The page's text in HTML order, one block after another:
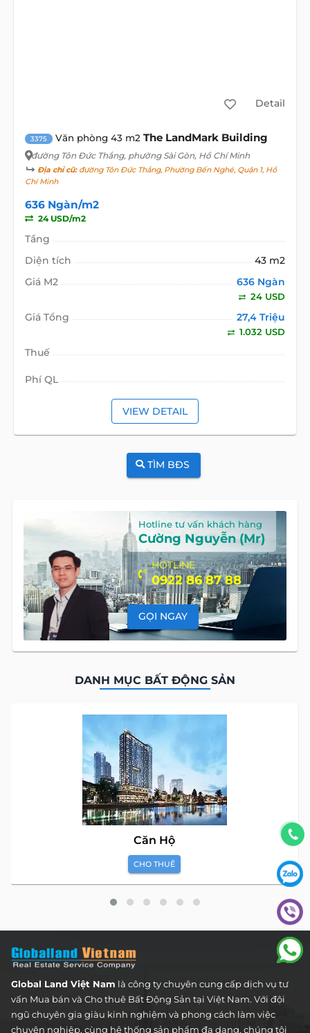
Detail
3375 Văn phòng 43 m2 The LandMark Building
đường Tôn Đức Thắng, phường Sài Gòn, Hồ Chí Minh
Địa chỉ cũ:đường Tôn Đức Thắng, Phường Bến Nghé, Quận 1, Hồ
Chí Minh
636 Ngàn/m2
24 USD/m2
Tầng
Diện tích
43 m2
Giá M2
636 Ngàn
24 USD
Giá Tổng 27,4 Triệu
1.032 USD
Thuế
Phí QL
VIEW DETAIL
TÌM BĐS
Hotline tư vấn khách hàng
Cường Nguyễn (Mr)
HOTLINE
0922 86 87 88
GỌI NGAY
DANH MỤC BẤT ĐỘNG SẢN
Căn Hộ
CHO THUÊ
Global Land Việt Nam là công ty chuyên cung cấp dịch vụ tư
vấn Mua bán và Cho thuê Bất Động Sản tại Việt Nam. Với đội
ngũ chuyên gia giàu kinh nghiệm và phong cách làm việc
chuyên nghiệp, cùng hệ thống sản phẩm đa dạng, chúng tôi